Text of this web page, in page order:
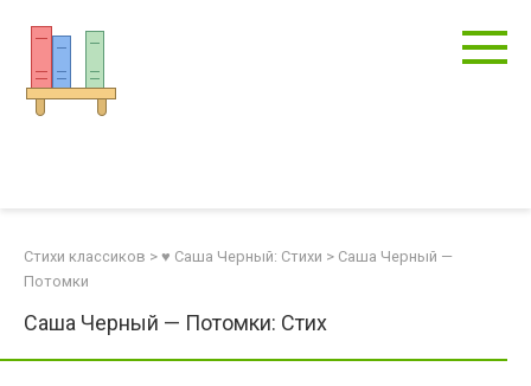
контенту
Стихи классиков > ♥ Саша Черный: Стихи > Саша Черный —
Потомки
Саша Черный — Потомки: Стих